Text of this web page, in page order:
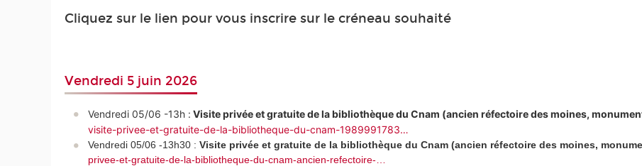
Cliquez sur le lien pour vous inscrire sur le créneau souhaité
Vendredi 5 juin 2026
Vendredi 05/06 -13h : Visite privée et gratuite de la bibliothèque du Cnam (ancien réfectoire des moines,
visite-privee-et-gratuite-de-la-bibliotheque-du-cnam-1989991783…
Vendredi 05/06 -13h30 : Visite privée et gratuite de la bibliothèque du Cnam (ancien réfectoire des moines,
privee-et-gratuite-de-la-bibliotheque-du-cnam-ancien-refectoire-…